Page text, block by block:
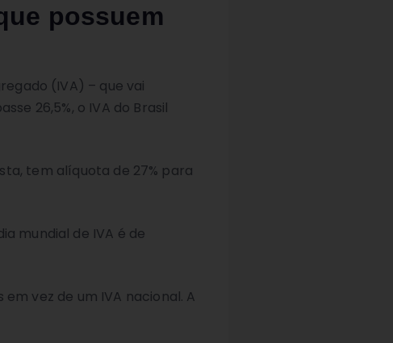
possuem
(IVA) – que vai
26,5%, o IVA do Brasil
tem alíquota de 27% para
mundial de IVA é de
vez de um IVA nacional. A